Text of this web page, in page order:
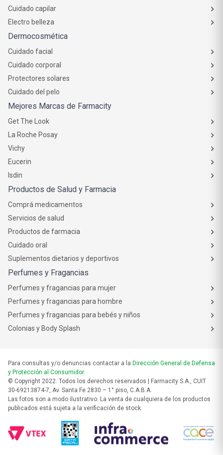
Cuidado capilar
Electro belleza
Dermocosmética
Cuidado facial
Cuidado corporal
Protectores solares
Cuidado del pelo
Mejores Marcas de Farmacity
Get The Look
La Roche Posay
Vichy
Eucerin
Isdin
Productos de Salud y Farmacia
Comprá medicamentos
Servicios de salud
Productos de farmacia
Cuidado oral
Suplementos dietarios y deportivos
Perfumes y Fragancias
Perfumes y fragancias para mujer
Perfumes y fragancias para hombre
Perfumes y fragancias para bebés y niños
Colonias y Body Splash
Para consultas y/o denuncias contactar a la Dirección General de Defensa
y Protección al Consumidor
© Copyright 2022. Todos los derechos reservados | Farmacity S.A., CUIT
30-69213874-7, Av. Santa Fe 2830 – 1° piso, C.A.B.A.
Las fotos son a modo ilustrativo. La venta de cualquiera de los productos
publicados está sujeta a la verificación de stock.